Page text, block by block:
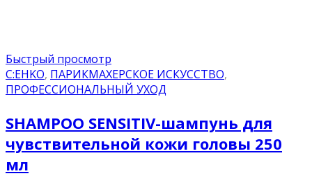
Быстрый просмотр
C:EHKO, ПАРИКМАХЕРСКОЕ ИСКУССТВО,
ПРОФЕССИОНАЛЬНЫЙ УХОД
SHAMPOO SENSITIV-шампунь для
чувствительной кожи головы 250
мл